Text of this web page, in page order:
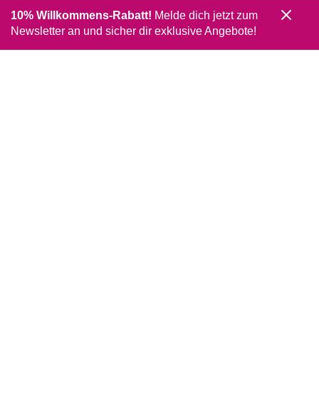
10% Willkommens-Rabatt! Melde dich jetzt zum
Newsletter an und sicher dir exklusive Angebote!